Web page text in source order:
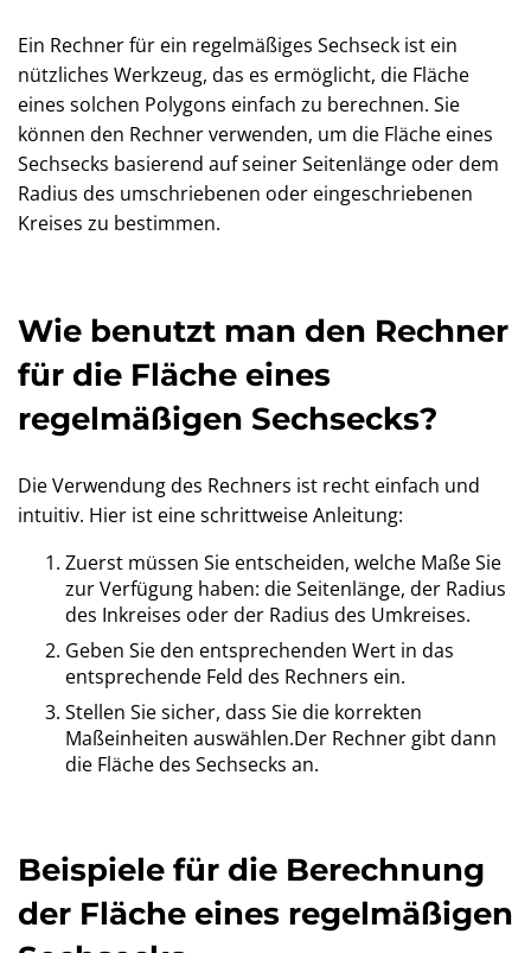
Ein Rechner für ein regelmäßiges Sechseck ist ein
nützliches Werkzeug, das es ermöglicht, die Fläche
eines solchen Polygons einfach zu berechnen. Sie
können den Rechner verwenden, um die Fläche eines
Sechsecks basierend auf seiner Seitenlänge oder dem
Radius des umschriebenen oder eingeschriebenen
Kreises zu bestimmen.
Wie benutzt man den Rechner
für die Fläche eines
regelmäßigen Sechsecks?
Die Verwendung des Rechners ist recht einfach und
intuitiv. Hier ist eine schrittweise Anleitung:
Zuerst müssen Sie entscheiden, welche Maße Sie
zur Verfügung haben: die Seitenlänge, der Radius
des Inkreises oder der Radius des Umkreises.
Geben Sie den entsprechenden Wert in das
entsprechende Feld des Rechners ein.
Stellen Sie sicher, dass Sie die korrekten
Maßeinheiten auswählen.Der Rechner gibt dann
die Fläche des Sechsecks an.
Beispiele für die Berechnung
der Fläche eines regelmäßigen